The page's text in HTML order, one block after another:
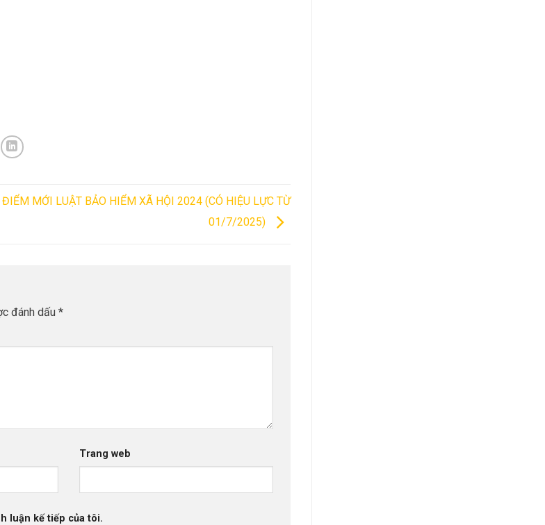
ĐIỂM MỚI LUẬT BẢO HIỂM XÃ HỘI 2024 (CÓ HIỆU LỰC TỪ
01/7/2025)
đánh dấu *
Trang web
luận kế tiếp của tôi.